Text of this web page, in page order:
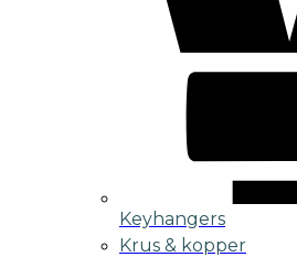
Keyhangers
Krus & kopper